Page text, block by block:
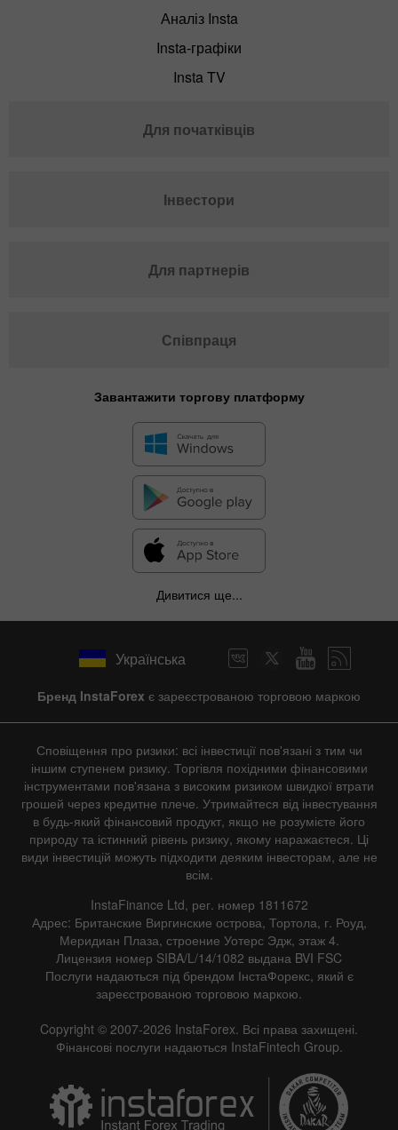
Hide chart
2 years 3 years / 4 years Actual Forecast Previous|
Data not found
Details about the event
History
Date Actual Forecast Previous
Data not found
Аналіз Insta
Insta-графіки
Insta TV
Для початківців
Інвестори
Для партнерів
Співпраця
Завантажити торгову платформу
Дивитися ще...
Українська
Бренд InstaForex є зареєстрованою торговою маркою
Сповіщення про ризики: всі інвестиції пов'язані з тим чи
іншим ступенем ризику. Торгівля похідними фінансовими
інструментами пов'язана з високим ризиком швидкої втрати
грошей через кредитне плече. Утримайтеся від інвестування
в будь-який фінансовий продукт, якщо не розумієте його
природу та істинний рівень ризику, якому наражаєтеся. Ці
види інвестицій можуть підходити деяким інвесторам, але не
всім.
InstaFinance Ltd, рег. номер 1811672
Адрес: Британские Виргинские острова, Тортола, г. Роуд,
Меридиан Плаза, строение Уотерс Эдж, этаж 4.
Лицензия номер SIBA/L/14/1082 выдана BVI FSC
Послуги надаються під брендом ІнстаФорекс, який є
зареєстрованою торговою маркою.
Copyright © 2007-2026 InstaForex. Всі права захищені.
Фінансові послуги надаються InstaFintech Group.